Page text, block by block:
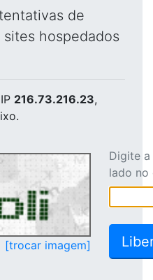
de
hospedados
216.73.216.23,
[trocar imagem]
Digite
lado no